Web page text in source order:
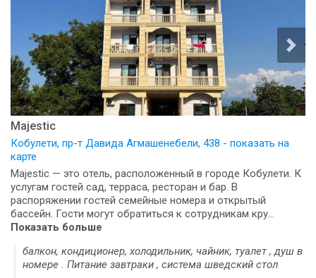
Majestic
Кобулети, пр-т Давида Агмашенебели, 438 - показать на
карте
Majestic — это отель, расположенный в городе Кобулети. К
услугам гостей сад, терраса, ресторан и бар. В
распоряжении гостей семейные номера и открытый
бассейн. Гости могут обратиться к сотрудникам кру...
Показать больше
балкон, кондиционер, холодильник, чайник, туалет , душ в
номере . Питание завтраки , система шведский стол